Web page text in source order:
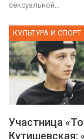
сексуальной…
КУЛЬТУРА И СПОРТ
Участница
Кутишевская: